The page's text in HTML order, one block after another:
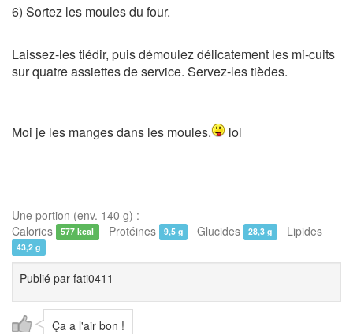
6) Sortez les moules du four.
Laissez-les tiédir, puis démoulez délicatement les mi-cuits
sur quatre assiettes de service. Servez-les tièdes.
Moi je les manges dans les moules. lol
Une portion (env. 140 g) :
Calories
577 kcal Protéines 9,5 g Glucides 28,3 g Lipides
43,2 g
Publié par fati0411
Ça a l'air bon !